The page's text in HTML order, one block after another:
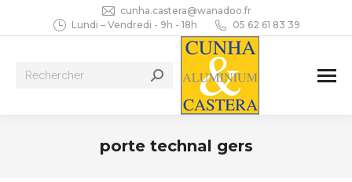
cunha.castera@wanadoo.fr
Lundi – Vendredi - 9h - 18h
05 62 61 83 39
Recherche
porte technal gers